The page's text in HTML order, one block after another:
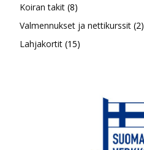
Koiran takit 88
tuotetta
Valmennukset ja nettikurssit 22
Lahjakortit 1515